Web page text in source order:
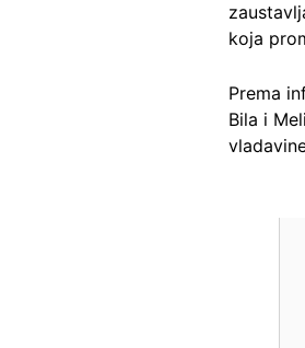
koja
Prema
Bila i